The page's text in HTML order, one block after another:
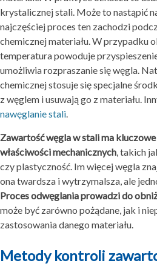
krystalicznej stali. Może to nastąpić
najczęściej proces ten zachodzi
chemicznej materiału. W przypadku
temperatura powoduje
umożliwia rozpraszanie się węgla.
chemicznej stosuje się specjalne
z węglem i usuwają go z materiału.
nawęglanie stali
Zawartość węgla w stali ma
właściwości mechanicznych , takich
czy plastyczność. Im więcej węgla
ona twardsza i wytrzymalsza, ale
Proces odwęglania prowadzi do
może być zarówno pożądane, jak i
zastosowania danego materiału.
Metody kontroli